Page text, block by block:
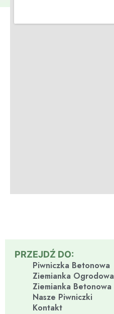
PRZEJDŹ DO:
Piwniczka Betonowa
Ziemianka Ogrodowa
Ziemianka Betonowa
Nasze Piwniczki
Kontakt